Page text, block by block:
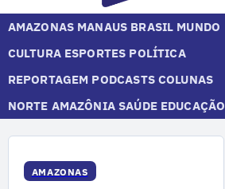
AMAZONAS MANAUS BRASIL MUNDO
CULTURA ESPORTES POLÍTICA
REPORTAGEM PODCASTS COLUNAS
NORTE AMAZÔNIA SAÚDE EDUCAÇÃO
AMAZONAS